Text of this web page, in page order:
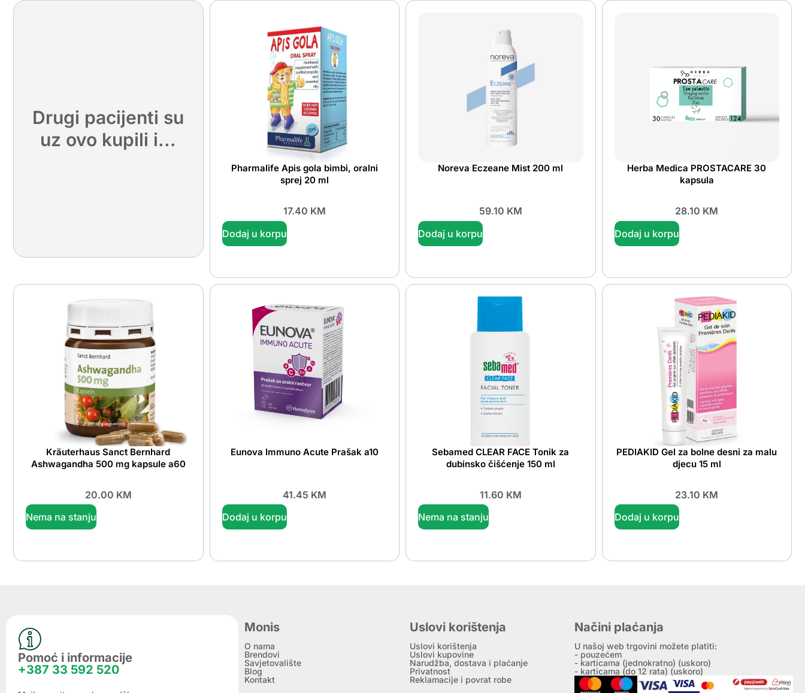
Drugi pacijenti su
uz ovo kupili i...
Pharmalife Apis gola bimbi, oralni
sprej 20 ml
17.40 KM
Dodaj u korpu
Noreva Eczeane Mist 200 ml
59.10 KM
Dodaj u korpu
Herba Medica PROSTACARE 30
kapsula
28.10 KM
Dodaj u korpu
Kräuterhaus Sanct Bernhard
Ashwagandha 500 mg kapsule a60
20.00 KM
Nema na stanju
Eunova Immuno Acute Prašak a10
41.45 KM
Dodaj u korpu
Sebamed CLEAR FACE Tonik za
dubinsko čišćenje 150 ml
11.60 KM
Nema na stanju
PEDIAKID Gel za bolne desni za malu
djecu 15 ml
23.10 KM
Dodaj u korpu
Pomoć i informacije
+387 33 592 520
Monis
O nama
Brendovi
Savjetovalište
Blog
Kontakt
Uslovi korištenja
Uslovi korištenja
Uslovi kupovine
Narudžba, dostava i plaćanje
Privatnost
Reklamacije i povrat robe
Načini plaćanja
U našoj web trgovini možete platiti:
- pouzećem
- karticama (jednokratno) (uskoro)
- karticama (do 12 rata) (uskoro)